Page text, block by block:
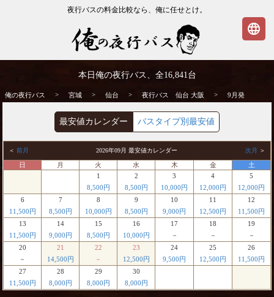
夜行バスの料金比較なら、俺に任せとけ。
| 俺の夜行バス
本日俺の夜行バス、全16,841台
俺の夜行バス > 宮城 > 仙台 > 夜行バス 仙台 大阪 > 9月発
最安値カレンダー バスタイプ別最安値
＜ 前月 2026年09月 最安値カレンダー 次月 ＞
日 月 火 水 木 金
土
1
8,500円
2
8,500円
3
10,000円
4
12,000円
5
12,000円
6
11,500円
7
8,500円
8
10,000円
9
8,500円
10
9,000円
11
12,500円
12
11,500円
13
11,500円
14
9,000円
15
8,500円
16
10,000円
17
－
18
－
19
－
20
－
21
14,500円
22
－
23
12,500円
24
9,500円
25
12,500円
26
11,500円
27
11,500円
28
8,000円
29
8,000円
30
8,000円
language